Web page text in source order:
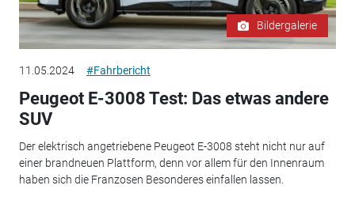
Bildergalerie
11.05.2024 #Fahrbericht
Peugeot E-3008 Test: Das etwas andere
SUV
Der elektrisch angetriebene Peugeot E-3008 steht nicht nur auf
einer brandneuen Plattform, denn vor allem für den Innenraum
haben sich die Franzosen Besonderes einfallen lassen.